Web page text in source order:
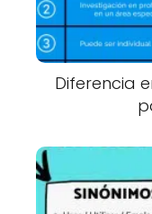
Diferencia